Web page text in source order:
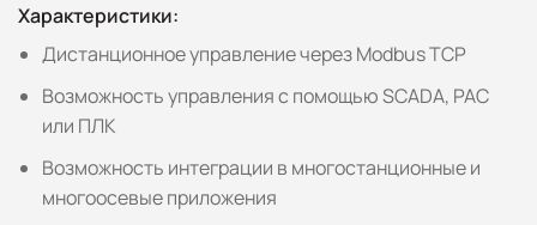
Характеристики:
Дистанционное управление через Modbus TCP
Возможность управления с помощью SCADA, PAC
или ПЛК
Возможность интеграции в многостанционные и
многоосевые приложения